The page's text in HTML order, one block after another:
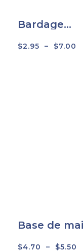
Bardage
$2.95 – $7.00
Base de
$4.70 – $5.50